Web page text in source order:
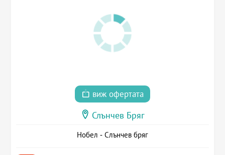
виж офертата
Слънчев Бряг
Нобел - Слънчев бряг